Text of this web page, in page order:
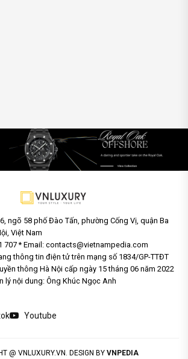
ngõ 58 phố Đào Tấn, phường Cống Vị, quận Ba
Việt Nam
707 * Email: contacts@vietnampedia.com
thông tin điện tử trên mạng số 1834/GP-TTĐT
thông Hà Nội cấp ngày 15 tháng 06 năm 2022
lý nội dung: Ông Khúc Ngọc Anh
Youtube
@ VNLUXURY.VN. DESIGN BY VNPEDIA